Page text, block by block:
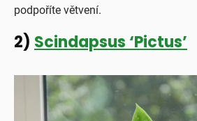
podpoříte větvení.
2) Scindapsus ‘Pictus’